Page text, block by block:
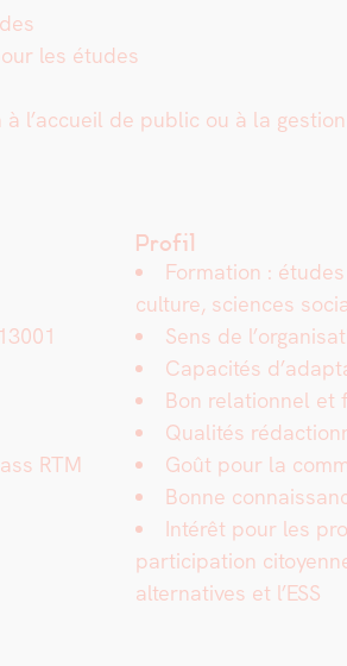
les études
l’accueil de pub­lic ou à la
RTM
Profil
For­ma­tion :
cul­ture, sci­ences
Sens de
Capac­ités
Bon rela­tion­nel et
Qual­ités
Goût pour la
Bonne
Intérêt pour les
par­tic­i­pa­tion
alter­na­tives et l’ESS